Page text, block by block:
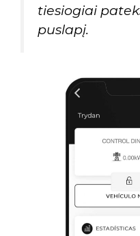
tiesiogiai
puslapį.